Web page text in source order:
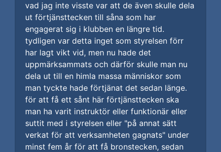
vad jag inte visste var att de även skulle dela
ut förtjänsttecken till såna som har
engagerat sig i klubben en längre tid.
tydligen var detta inget som styrelsen förr
har lagt vikt vid, men nu hade det
uppmärksammats och därför skulle man nu
dela ut till en himla massa människor som
man tyckte hade förtjänat det sedan länge.
för att få ett sånt här förtjänsttecken ska
man ha varit instruktör eller funktionär eller
suttit med i styrelsen eller "på annat sätt
verkat för att verksamheten gagnats" under
minst fem år för att få bronstecken, sedan